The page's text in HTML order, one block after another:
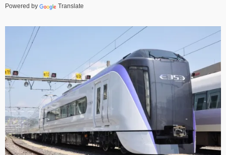
Powered by Translate